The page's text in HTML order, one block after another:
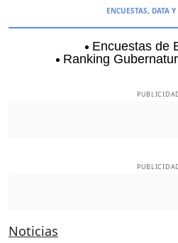
ENCUESTAS, DATA
Encuestas de
Ranking
Noticias